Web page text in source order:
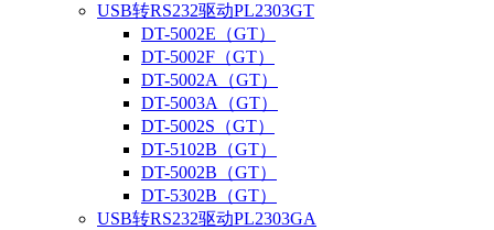
USB转RS232驱动PL2303GT
DT-5002E（GT）
DT-5002F（GT）
DT-5002A（GT）
DT-5003A（GT）
DT-5002S（GT）
DT-5102B（GT）
DT-5002B（GT）
DT-5302B（GT）
USB转RS232驱动PL2303GA